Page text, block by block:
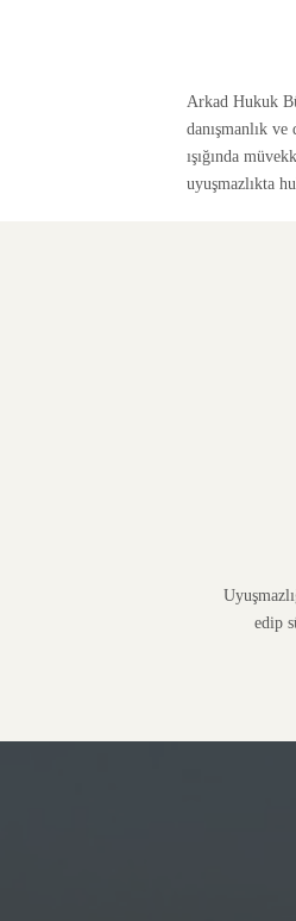
Arkad Hukuk
danışmanlık
ışığında
uyuşmazlıkta
edip